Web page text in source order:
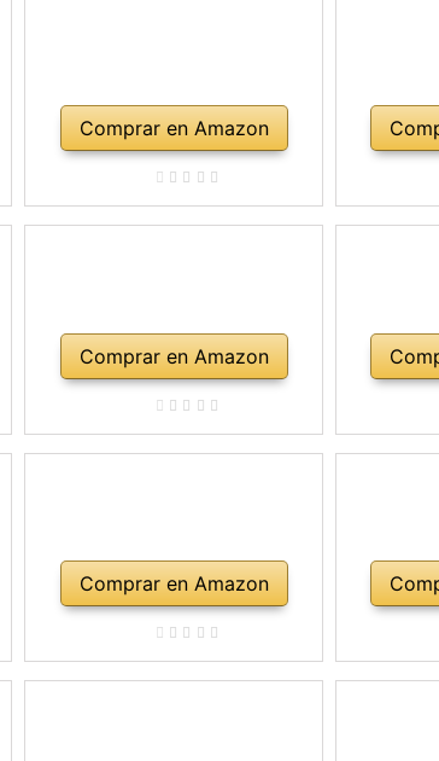
Comprar en Amazon
Comprar en Amazon
Comprar en Amazon